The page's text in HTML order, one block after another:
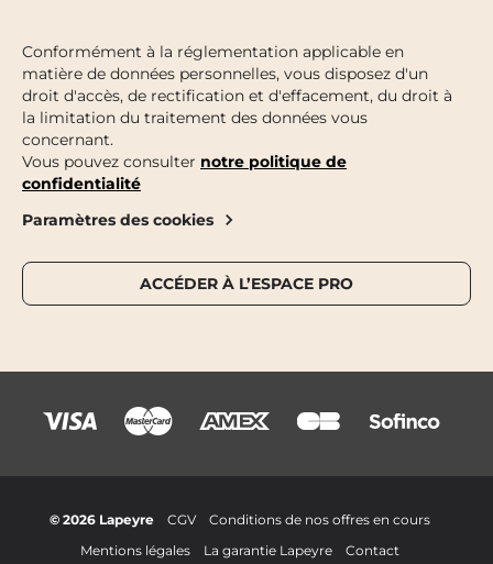
Conformément à la réglementation applicable en
matière de données personnelles, vous disposez d'un
droit d'accès, de rectification et d'effacement, du droit à
la limitation du traitement des données vous
concernant.
Vous pouvez consulter notre politique de
confidentialité
Paramètres des cookies
ACCÉDER À L’ESPACE PRO
© 2026 Lapeyre CGV
Conditions de nos offres en cours
Mentions légales
La garantie Lapeyre Contact